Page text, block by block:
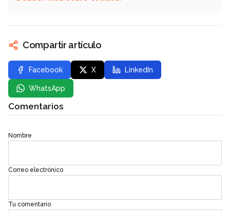
Compartir artículo
Facebook X LinkedIn
WhatsApp
Comentarios
Nombre
Correo electrónico
Tu comentario